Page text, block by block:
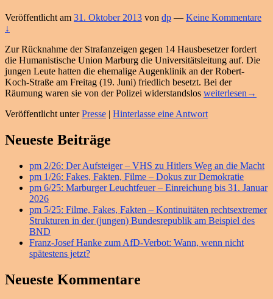
Veröffentlicht am 31. Oktober 2013 von dp — Keine Kommentare
↓
Zur Rücknahme der Strafanzeigen gegen 14 Hausbesetzer fordert
die Humanistische Union Marburg die Universitätsleitung auf. Die
jungen Leute hatten die ehemalige Augenklinik an der Robert-
Koch-Straße am Freitag (19. Juni) friedlich besetzt. Bei der
Räumung waren sie von der Polizei widerstandslos pm
Keine
–
HU
Marburg
Uni
zur
der
weiterlesen →
Veröffentlicht unter Presse | Hinterlasse eine Antwort
Primärer
Widget-
Bereich
Neueste Beiträge
pm 2/26: Der Aufsteiger – VHS zu Hitlers Weg an die Macht
pm 1/26: Fakes, Fakten, Filme – Dokus zur Demokratie
pm 6/25: Marburger Leuchtfeuer – Einreichung bis 31. Januar
2026
pm 5/25: Filme, Fakes, Fakten – Kontinuitäten rechtsextremer
Strukturen in der (jungen) Bundesrepublik am Beispiel des
BND
Franz-Josef Hanke zum AfD-Verbot: Wann, wenn nicht
spätestens jetzt?
Neueste Kommentare